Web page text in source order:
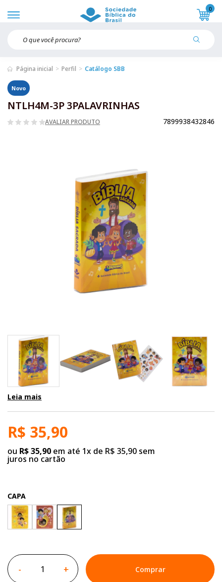
0
Página inicial Perfil Catálogo SBB
Novo
NTLH4M-3P 3PALAVRINHAS
AVALIAR PRODUTO 7899938432846
Leia mais
R$ 35,90
ou R$ 35,90 em até 1x de R$ 35,90 sem
juros no cartão
CAPA
- + Comprar